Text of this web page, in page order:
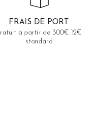
FRAIS DE PORT
à partir de 300€ 12€
standard